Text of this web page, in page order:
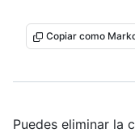
Copiar como
Puedes eliminar la